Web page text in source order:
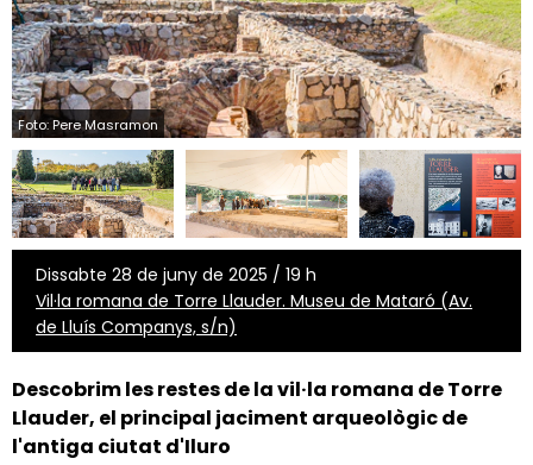
Foto: Pere Masramon
Dissabte 28 de juny de 2025 / 19 h
Vil·la romana de Torre Llauder. Museu de Mataró (Av.
de Lluís Companys, s/n)
Descobrim les restes de la vil·la romana de Torre
Llauder, el principal jaciment arqueològic de
l'antiga ciutat d'Iluro